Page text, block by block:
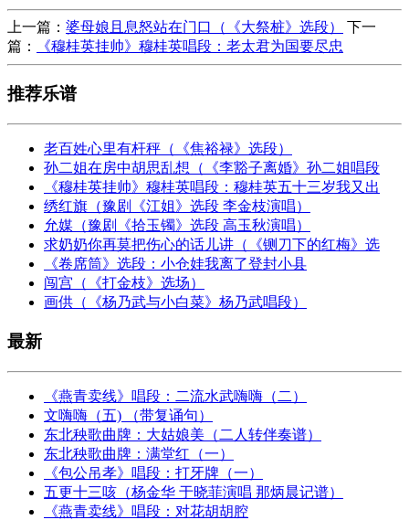
上一篇： 婆母娘且息怒站在门口（《大祭桩》选段）
下一
篇：
《穆桂英挂帅》穆桂英唱段：老太君为国要尽忠
推荐乐谱
老百姓心里有杆秤（《焦裕禄》选段）
孙二姐在房中胡思乱想（《李豁子离婚》孙二姐唱段
《穆桂英挂帅》穆桂英唱段：穆桂英五十三岁我又出
绣红旗（豫剧《江姐》选段 李金枝演唱）
允媒（豫剧《拾玉镯》选段 高玉秋演唱）
求奶奶你再莫把伤心的话儿讲（《铡刀下的红梅》选
《卷席筒》选段：小仓娃我离了登封小县
闯宫（《打金枝》选场）
画供（《杨乃武与小白菜》杨乃武唱段）
最新
《燕青卖线》唱段：二流水武嗨嗨（二）
文嗨嗨（五) （带复诵句）
东北秧歌曲牌：大姑娘美（二人转伴奏谱）
东北秧歌曲牌：满堂红（一）
《包公吊孝》唱段：打牙牌（一）
五更十三咳（杨金华 于晓菲演唱 那炳晨记谱）
《燕青卖线》唱段：对花胡胡腔